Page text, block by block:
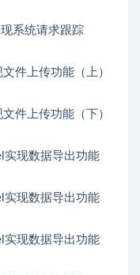
系统请求跟踪
件上传功能（上）
件上传功能（下）
实现数据导出功能
实现数据导出功能
实现数据导出功能